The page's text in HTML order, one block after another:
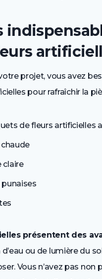
projet, vous avez
pour rafraîchir la
de fleurs artificielles
claire
présentent des
d’eau ou de lumière du
Vous n’avez pas